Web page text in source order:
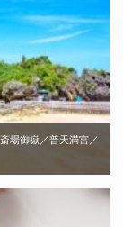
場御嶽／普天満宮／